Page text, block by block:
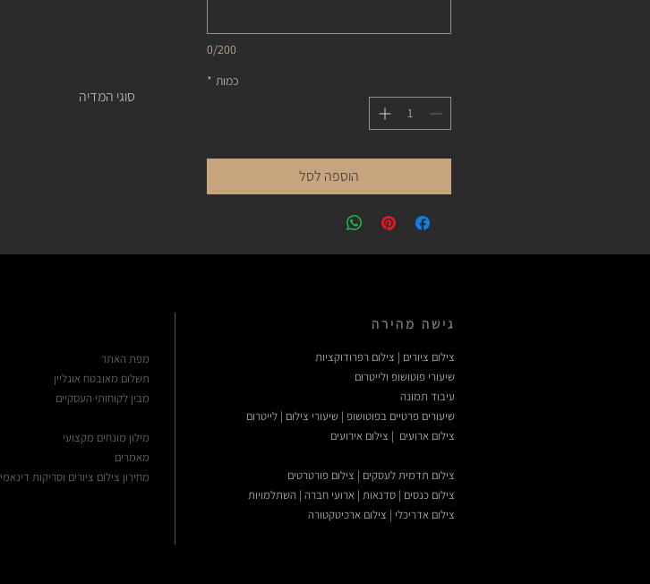
סוגי המדיה
0/200
כמות *
הוספה לסל
מפת האתר
תשלום מאובטח אונליין
מבין לקוחותי העסקיים
מילון מונחים מקצועי
מאמרים
מחירון צילום ציורים וסריקות דינאמי
גישה מהירה
צילום ציורים | צילום רפרודוקציות
שיעורי פוטושופ ולייטרום
עיבוד תמונה
שיעורים פרטיים בפוטושופ | שיעורי צילום | לייטרום
צילום ארועים | צילום אירועים
צילום תדמית לעסקים | צילום פורטרטים
צילום כנסים | סדנאות | ארועי חברה | השתלמויות
צילום אדריכלי | צילום ארכיטקטורה